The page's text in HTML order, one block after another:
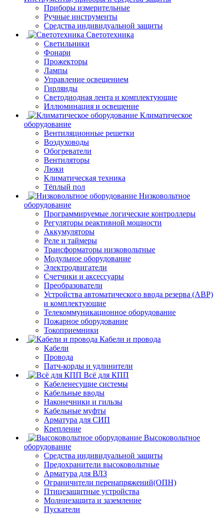
Приборы измерительные
Ручные инструменты
Средства индивидуальной защиты
Светотехника
Светильники
Фонари
Прожекторы
Лампы
Управление освещением
Гирлянды
Светодиодная лента и комплектующие
Иллюминация и освещение
Климатическое
оборудование
Вентиляционные решетки
Воздуховоды
Обогреватели
Вентиляторы
Люки
Климатическая техника
Тёплый пол
Низковольтное
оборудование
Программируемые логические контроллеры
Регуляторы реактивной мощности
Аккумуляторы
Реле и таймеры
Трансформаторы низковольтные
Модульное оборудование
Электродвигатели
Счетчики и аксессуары
Преобразователи
Устройства автоматического ввода резерва (АВР)
и комплектующие
Телекоммуникационное оборудование
Пожарное оборудование
Токоприемники
Кабели и провода
Кабели
Провода
Патч-корды и удлинители
Всё для КПП
Кабеленесущие системы
Кабельные вводы
Наконечники и гильзы
Кабельные муфты
Арматура для СИП
Крепление
Высоковольтное
оборудование
Средства индивидуальной защиты
Предохранители высоковольтные
Арматура для ВЛЗ
Ограничители перенапряжений(ОПН)
Птицезащитные устройства
Молниезащита и заземление
Пускатели